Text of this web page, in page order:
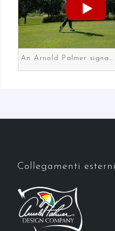
An Arnold Palmer signature course in Prato the gateway to Florence
Collegamenti esterni